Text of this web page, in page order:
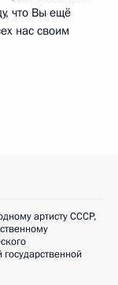
что Вы ещё
нас своим
артисту СССР,